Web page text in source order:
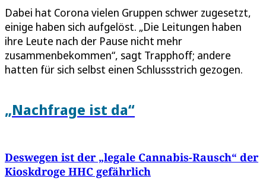
Dabei hat Corona vielen Gruppen schwer zugesetzt,
einige haben sich aufgelöst. „Die Leitungen haben
ihre Leute nach der Pause nicht mehr
zusammenbekommen“, sagt Trapphoff; andere
hatten für sich selbst einen Schlussstrich gezogen.
„Nachfrage ist da“
Deswegen ist der „legale Cannabis-Rausch“ der
Kioskdroge HHC gefährlich